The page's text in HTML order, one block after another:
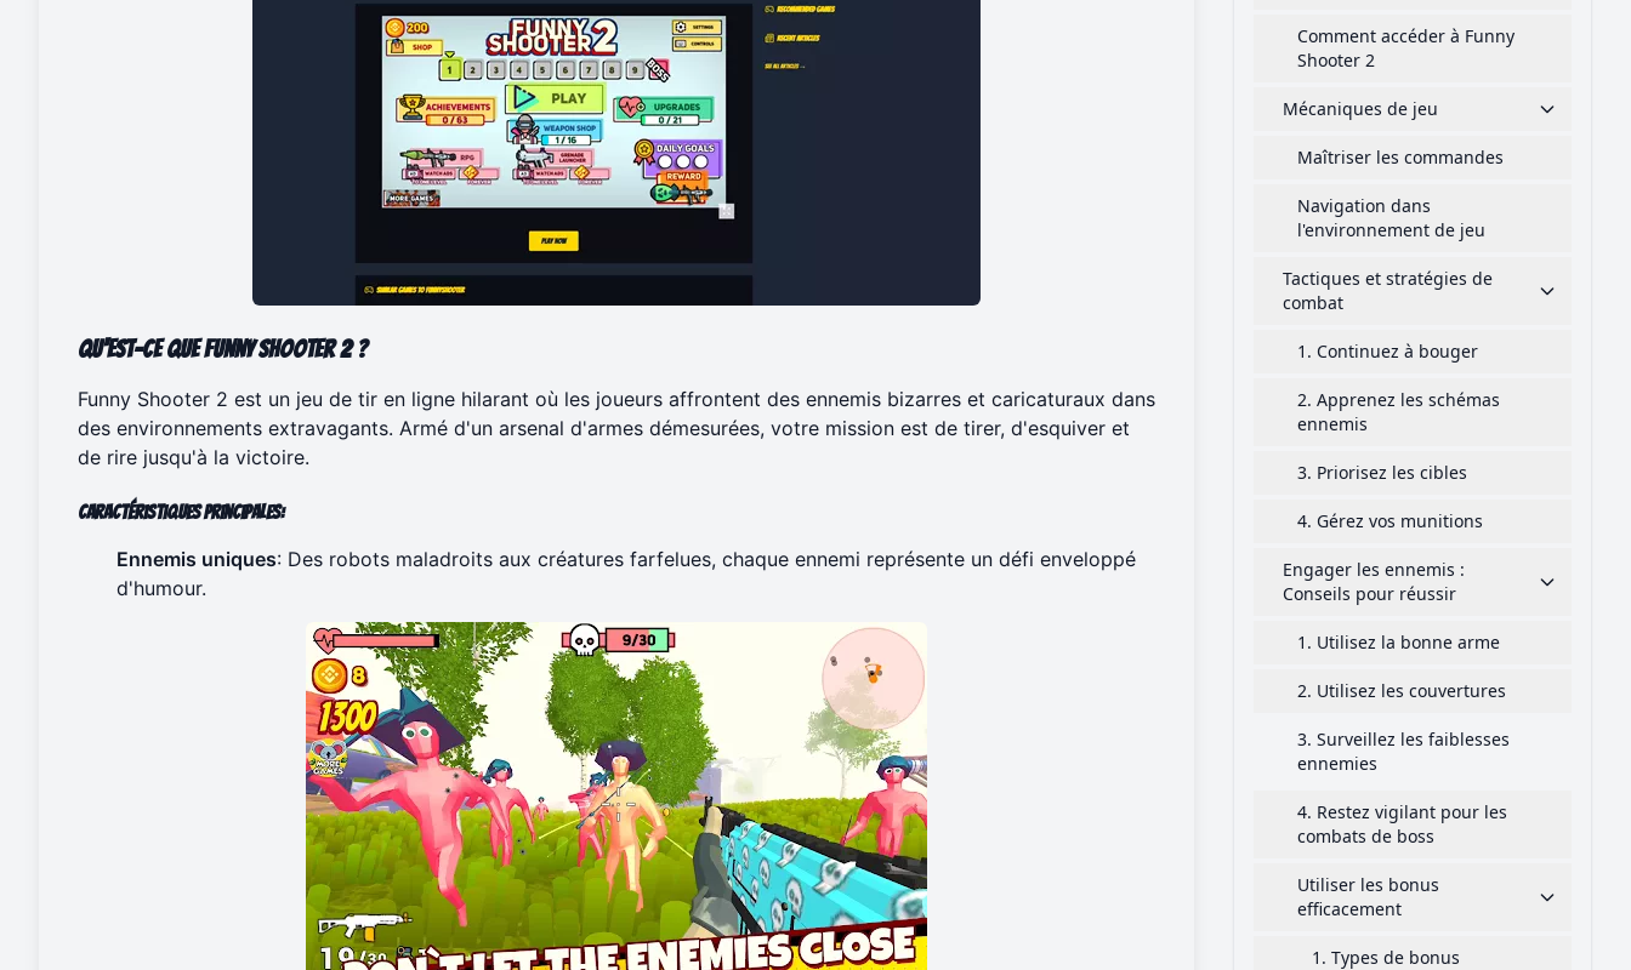
Qu'est-ce que Funny Shooter 2 ?
Funny Shooter 2 est un jeu de tir en ligne hilarant où les joueurs affrontent des ennemis bizarres et caricaturaux dans
des environnements extravagants. Armé d'un arsenal d'armes démesurées, votre mission est de tirer, d'esquiver et
de rire jusqu'à la victoire.
Caractéristiques principales:
Ennemis uniques: Des robots maladroits aux créatures farfelues, chaque ennemi représente un défi enveloppé
d'humour.
Comment accéder à Funny
Shooter 2
Mécaniques de jeu
Maîtriser les commandes
Navigation dans
l'environnement de jeu
Tactiques et stratégies de
combat
1. Continuez à bouger
2. Apprenez les schémas
ennemis
3. Priorisez les cibles
4. Gérez vos munitions
Engager les ennemis :
Conseils pour réussir
1. Utilisez la bonne arme
2. Utilisez les couvertures
3. Surveillez les faiblesses
ennemies
4. Restez vigilant pour les
combats de boss
Utiliser les bonus
efficacement
1. Types de bonus